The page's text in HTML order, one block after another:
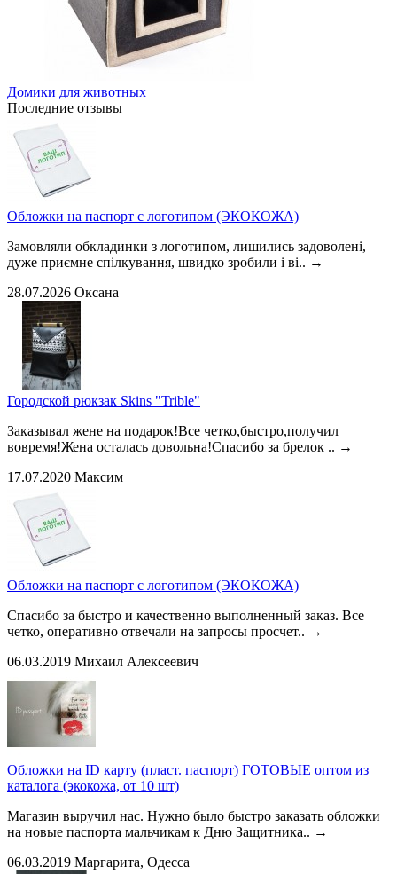
Домики для животных
Последние отзывы
Обложки на паспорт с логотипом (ЭКОКОЖА)
Замовляли обкладинки з логотипом, лишились задоволені,
дуже приємне спілкування, швидко зробили і ві.. →
28.07.2026 Оксана
Городской рюкзак Skins "Trible"
Заказывал жене на подарок!Все четко,быстро,получил
вовремя!Жена осталась довольна!Спасибо за брелок .. →
17.07.2020 Максим
Обложки на паспорт с логотипом (ЭКОКОЖА)
Спасибо за быстро и качественно выполненный заказ. Все
четко, оперативно отвечали на запросы просчет.. →
06.03.2019 Михаил Алексеевич
Обложки на ID карту (пласт. паспорт) ГОТОВЫЕ оптом из
каталога (экокожа, от 10 шт)
Магазин выручил нас. Нужно было быстро заказать обложки
на новые паспорта мальчикам к Дню Защитника.. →
06.03.2019 Маргарита, Одесса